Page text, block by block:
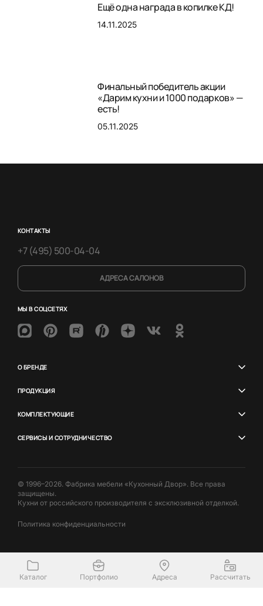
Ещё одна награда в копилке КД!
14.11.2025
Финальный победитель акции
«Дарим кухни и 1000 подарков» —
есть!
05.11.2025
КОНТАКТЫ
+7 (495) 500-04-04
АДРЕСА САЛОНОВ
МЫ В СОЦСЕТЯХ
О БРЕНДЕ
ПРОДУКЦИЯ
КОМПЛЕКТУЮЩИЕ
СЕРВИСЫ И СОТРУДНИЧЕСТВО
© 1996–2026. Фабрика мебели «Кухонный Двор». Все права
защищены.
Кухни от российского производителя с эксклюзивной отделкой.
Политика конфиденциальности
Каталог Портфолио Адреса Рассчитать